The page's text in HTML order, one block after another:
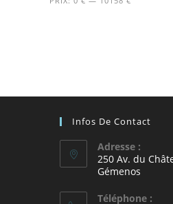
Infos De Contact
Adresse :
250 Av. du
Gémenos
Téléphone :